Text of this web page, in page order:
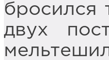
бросился
двух